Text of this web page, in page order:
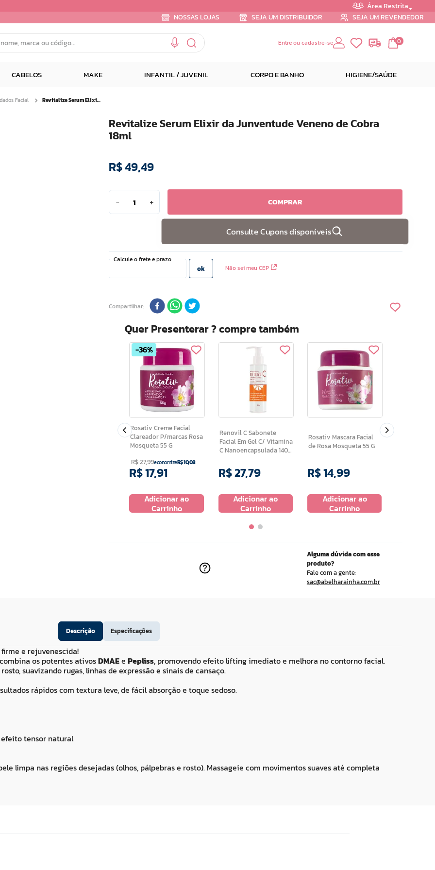
Área Restrita
NOSSAS LOJAS
SEJA UM DISTRIBUIDOR SEJA UM REVENDEDOR
marca ou código...
Entre ou cadastre-se 0
CABELOS MAKE INFANTIL / JUVENIL CORPO E BANHO HIGIENE/SAÚDE
Facial Revitalize Serum Elixir da Junventude Veneno de Cobra 18ml
Revitalize Serum Elixir da Junventude Veneno de Cobra
18ml
R$49,49
＋
－ COMPRAR
Consulte Cupons disponíveis
Não sei meu CEP
Compartilhar
Quer Presenterar ? compre também
36%
Rosativ Creme Facial
Clareador P/marcas Rosa
Mosqueta 55 G
R$27,99economizeR$10,08
R$17,91
Adicionar ao
Carrinho
Renovil C Sabonete
Facial Em Gel C/ Vitamina
C Nanoencapsulada 140
R$27,79
Adicionar ao
Carrinho
Rosativ Mascara Facial
de Rosa Mosqueta 55 G
R$14,99
Adicionar ao
Carrinho
Alguma dúvida com esse
produto?
Fale com a gente:
sac@abelharainha.com.br
Descrição Especificações
e rejuvenescida!
combina os potentes ativosDMAEe Pepliss, promovendo efeito lifting imediato e melhora no contorno facial.
suavizando rugas, linhas de expressão e sinais de cansaço.
rápidos com textura leve, de fácil absorção e toque sedoso.
tensor natural
limpa nas regiões desejadas (olhos, pálpebras e rosto). Massageie com movimentos suaves até completa